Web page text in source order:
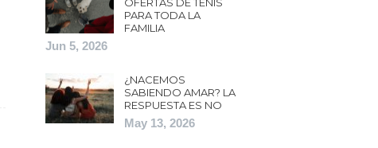
PARA TODA LA
FAMILIA
Jun 5, 2026
¿NACEMOS
SABIENDO AMAR? LA
RESPUESTA ES NO
May 13, 2026